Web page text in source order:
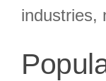
industries,